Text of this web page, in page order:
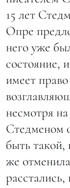
15 лет
Опре
него уже
состояние,
имеет
несмотря
Стедменом
быть такой,
же